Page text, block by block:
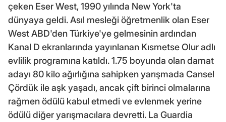
çeken Eser West, 1990 yılında New York'ta
dünyaya geldi. Asıl mesleği öğretmenlik olan Eser
West ABD'den Türkiye'ye gelmesinin ardından
Kanal D ekranlarında yayınlanan Kısmetse Olur adlı
evlilik programına katıldı. 1.75 boyunda olan damat
adayı 80 kilo ağırlığına sahipken yarışmada Cansel
Çördük ile aşk yaşadı, ancak çift birinci olmalarına
rağmen ödülü kabul etmedi ve evlenmek yerine
ödülü diğer yarışmacılara devretti. La Guardia